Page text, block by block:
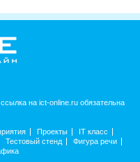
на ict-online.ru обязательна
Проекты
IT класс
Тестовый стенд
Фигура речи